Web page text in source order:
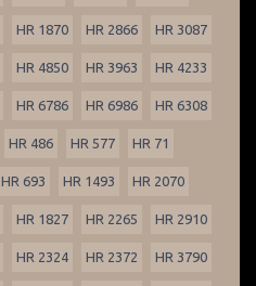
HR 1870 HR 2866 HR 3087
HR 4850 HR 3963 HR 4233
HR 6786 HR 6986 HR 6308
HR 486 HR 577 HR 71
HR 693 HR 1493 HR 2070
HR 1827 HR 2265 HR 2910
HR 2324 HR 2372 HR 3790